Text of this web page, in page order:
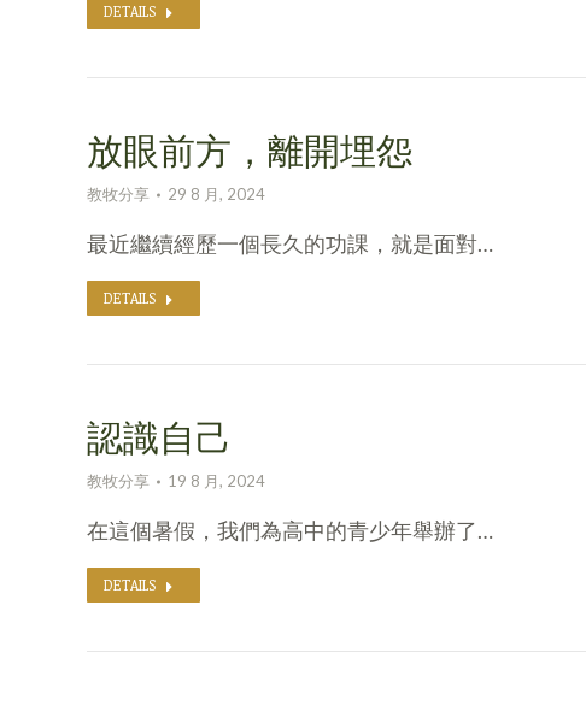
DETAILS
放眼前方，離開埋怨
教牧分享 29 8 月, 2024
最近繼續經歷一個長久的功課，就是面對…
DETAILS
認識自己
教牧分享 19 8 月, 2024
在這個暑假，我們為高中的青少年舉辦了…
DETAILS